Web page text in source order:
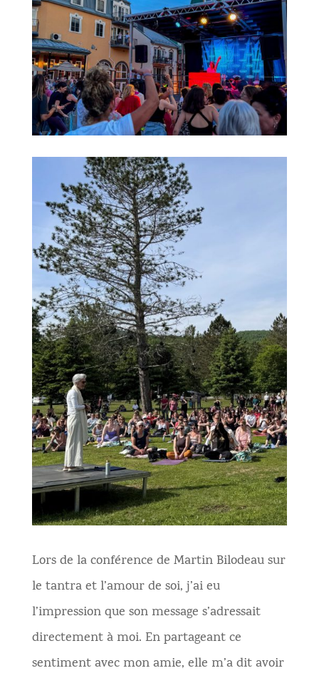
Lors de la conférence de Martin Bilodeau sur
le tantra et l’amour de soi, j’ai eu
l’impression que son message s’adressait
directement à moi. En partageant ce
sentiment avec mon amie, elle m’a ditavoir